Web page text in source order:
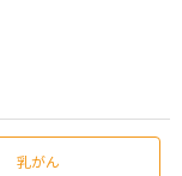
乳がん